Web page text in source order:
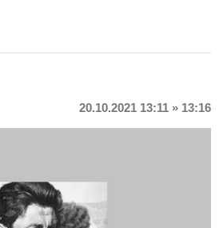
20.10.2021 13:11 » 13:16